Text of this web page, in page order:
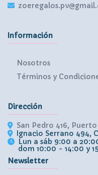
Información
Nosotros
Términos y
Dirección
San Pedro 416,
Ignacio Serrano 494,
Lun a sáb 9:00 a
dom 10:00 - 14:00 y
Newsletter